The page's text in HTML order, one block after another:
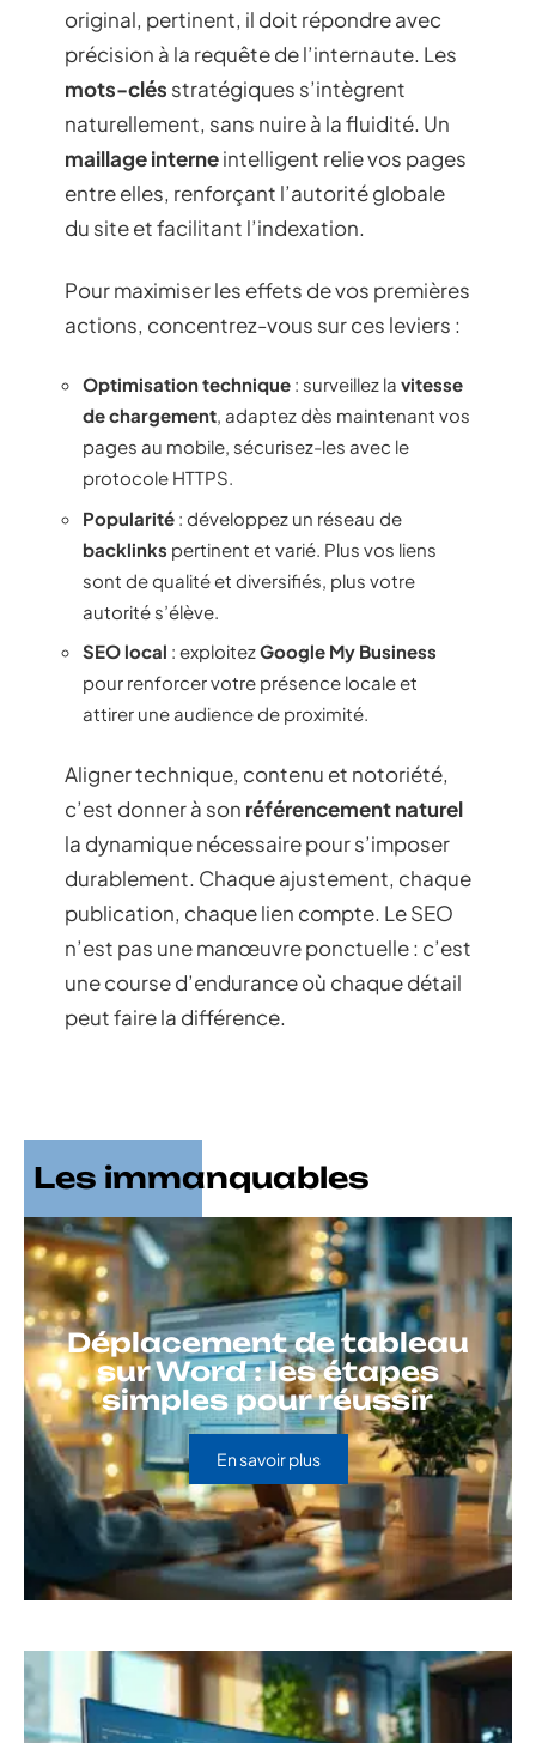
original, pertinent, il doit répondre avec
précision à la requête de l’internaute. Les
mots-clés stratégiques s’intègrent
naturellement, sans nuire à la fluidité. Un
maillage interneintelligent relie vos pages
entre elles, renforçant l’autorité globale
du site et facilitant l’indexation.
Pour maximiser les effets de vos premières
actions, concentrez-vous sur ces leviers :
Optimisation technique : surveillez la vitesse
de chargement, adaptez dès maintenant vos
pages au mobile, sécurisez-les avec le
protocole HTTPS.
Popularité : développez un réseau de
backlinks pertinent et varié. Plus vos liens
sont de qualité et diversifiés, plus votre
autorité s’élève.
SEO local : exploitezGoogle My Business
pour renforcer votre présence locale et
attirer une audience de proximité.
Aligner technique, contenu et notoriété,
c’est donner à son référencement naturel
la dynamique nécessaire pour s’imposer
durablement. Chaque ajustement, chaque
publication, chaque lien compte. Le SEO
n’est pas une manœuvre ponctuelle : c’est
une course d’endurance où chaque détail
peut faire la différence.
Les immanquables
Déplacement de tableau
sur Word : les étapes
simples pour réussir
En savoir plus